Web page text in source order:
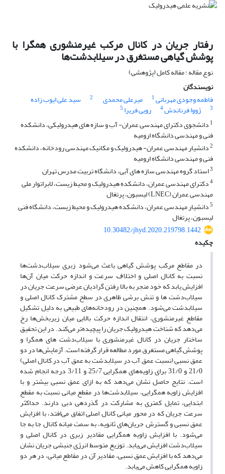
رفتار ﺟﺮﻳﺎن در کانال مرکب غیرمنشوری همگرا با
ﭘﻮﺷﺶ گیاهی مستغرق در سیلابدشت‌ها
نوع مقاله : مقاله کامل (پژوهشی)
نویسندگان
فاطمه وجودی مهربانی1 میرعلی محمدی 2 سید علی ایوب زاده
3 ژووا فرناندش4 رویی فریرا 5
1 دانشجوی دکترای مهندسی عمران- آب و سازه های هیدرولیکی، دانشکده
فنی و مهندسی دانشگاه ارومیه
2دانشیار مهندسی عمران- هیدرولیک و مکانیک مهندسی رودخانه، دانشکده
فنی و مهندسی دانشگاه ارومیه
3استاد گروه مهندسی سازه های آبی، دانشگاه تربیت مدرس تهران
4دکترای مهندسی عمران، دانشکده هیدرولیک و محیط زیست، لابراتوار ملی
مهندسی عمران (LNEC) لیسبون، پرتغال
5دانشیار مهندسی عمران، دانشکده هیدرولیک و محیط زیست، دانشگاه فنی
لیسبون، پرتغال
10.30482/jhyd.2020.219798.1442
چکیده
در مقاطع مرکب پوشش گیاهی باعث می‌شود زبری سیلاب‌دشت‌ها
نسبت به کانال اصلی و ﺍﺧﺘﻼﻑ ﺳﺮﻋﺖ و اندازه حرکت میان آن‌ها
افزایش یابد که خود منجر به بالا رفتن گرادیان عرضی سرعت جریان در
سیلاب‌دشت ها و تنش برشی ظاهری در سطح مشترک کانال اصلی و
سیلابدشت می‌شود. همچنین در رودخانه‌های طبیعی به دلیل تشکیل
مقاطع غیرمنشوری، انتقال اندازه حرکت بالایی میان زیربخش‌ها رخ
می‌دهد که شناخت هیدرولیک جریان را پیچیده‌تر می‌کند. در این تحقیق
ساختار جریان در کانال غیرمنشوری با سیلاب‌دشت های همگرا و
پوشش گیاهی مستغرق مورد مطالعه قرار گرفته است. آزمایش‌ها در دو
عمق نسبی (نسبت عمق آب در سیلابدشت به عمق آب در کانال اصلی)
21/0 و 31/0 برای زاویه‌های همگرایی 25/7 و 3/11 درجه انجام شده
است. نتایج حاصل نشان می‌دهد که به ازای عمق نسبی بیشتر و با
افزایش زاویه همگرایی، سیلابدشت‌ها در مقطع میانی نسبت به مقطع
ابتدایی، تمایل کمتری به مشارکت در گذردهی دبی دارند. حداکثر
سرعت جریان که در محور میانی کانال اصلی اتفاق می‌افتد، با افزایش
عمق نسبی و گسترش جریان‌های ثانویه، به سمت میانه کانال جا به جا
می‌شود. با افزایش زاویه همگرایی مقادیر زبری در کانال اصلی و
سیلاب‌دشت افزایش می‌یابد. توزیع متوسط انرژی جنبشی جریان نشان
می‌دهد که با افزایش عمق نسبی، مقادیر آن در مقاطع میانی، در هر دو
زاویه همگرایی کاهش می‌یابد.